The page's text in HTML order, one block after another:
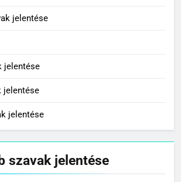
jelentése
jelentése
jelentése
jelentése
szavak jelentése